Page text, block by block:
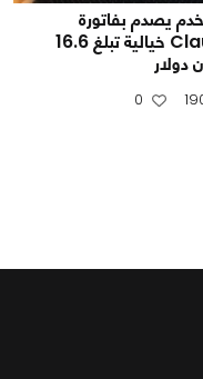
يصدم بفاتورة
Claude خيالية تبلغ 16.6
دولار
0